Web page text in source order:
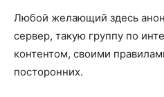
Любой желающий здесь
сервер, такую группу по
контентом, своими
посторонних.